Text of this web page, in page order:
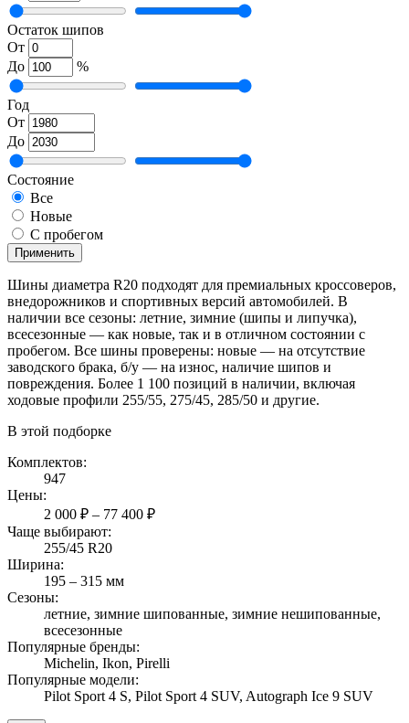
Остаток шипов
От
До
%
Год
От
До
Состояние
Все
Новые
С пробегом
Применить
Шины диаметра R20 подходят для премиальных кроссоверов,
внедорожников и спортивных версий автомобилей. В
наличии все сезоны: летние, зимние (шипы и липучка),
всесезонные — как новые, так и в отличном состоянии с
пробегом. Все шины проверены: новые — на отсутствие
заводского брака, б/у — на износ, наличие шипов и
повреждения. Более 1 100 позиций в наличии, включая
ходовые профили 255/55, 275/45, 285/50 и другие.
В этой подборке
Комплектов:
947
Цены:
2 000 ₽ – 77 400 ₽
Чаще выбирают:
255/45 R20
Ширина:
195 – 315 мм
Сезоны:
летние, зимние шипованные, зимние нешипованные,
всесезонные
Популярные бренды:
Michelin, Ikon, Pirelli
Популярные модели:
Pilot Sport 4 S, Pilot Sport 4 SUV, Autograph Ice 9 SUV